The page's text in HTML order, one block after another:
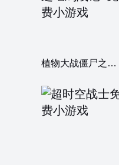
植物大战僵尸之吃鸡战记2